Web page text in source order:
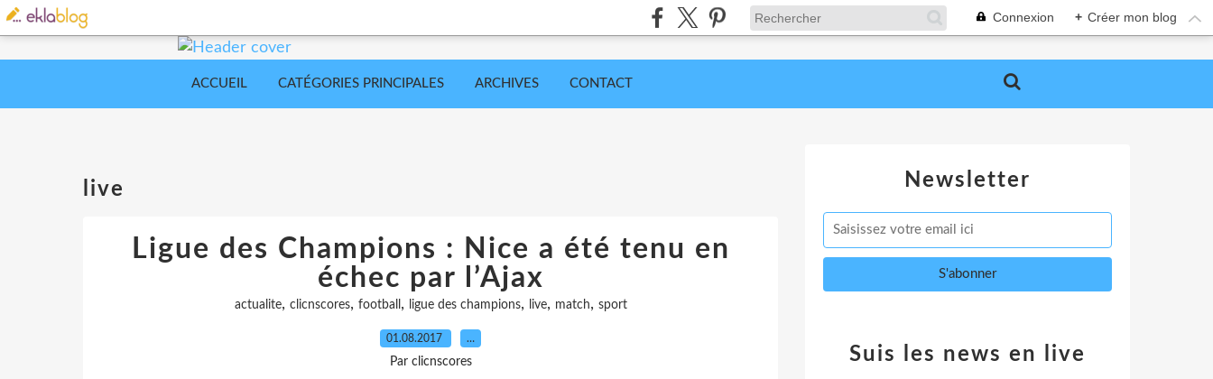
Connexion + Créer mon blog
ACCUEIL CATÉGORIES PRINCIPALES ARCHIVES CONTACT
live
Ligue des Champions : Nice a été tenu en
échec par l’Ajax
actualite, clicnscores, football , ligue des champions, live, match, sport
01.08.2017 …
Par clicnscores
Newsletter
Suis les news en live